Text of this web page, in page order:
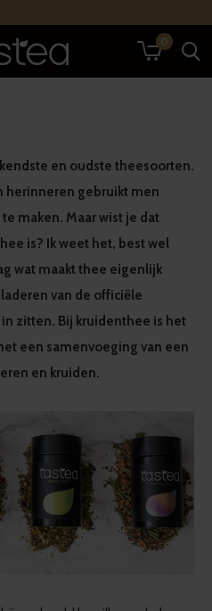
0
en oudste theesoorten.
herinneren gebruikt men
maken. Maar wist je dat
is? Ik weet het, best wel
wat maakt thee eigenlijk
van de officiële
zitten. Bij kruidenthee is het
een samenvoeging van een
en kruiden.